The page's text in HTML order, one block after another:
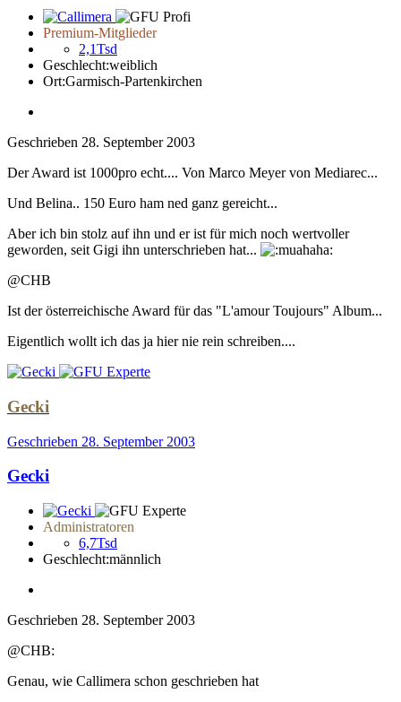
Premium-Mitglieder
2,1Tsd
Geschlecht:weiblich
Ort:Garmisch-Partenkirchen
Geschrieben 28. September 2003
Der Award ist 1000pro echt.... Von Marco Meyer von Mediarec...
Und Belina.. 150 Euro ham ned ganz gereicht...
Aber ich bin stolz auf ihn und er ist für mich noch wertvoller
geworden, seit Gigi ihn unterschrieben hat...
@CHB
Ist der österreichische Award für das "L'amour Toujours" Album...
Eigentlich wollt ich das ja hier nie rein schreiben....
Gecki
Geschrieben 28. September 2003
Gecki
Administratoren
6,7Tsd
Geschlecht:männlich
Geschrieben 28. September 2003
@CHB:
Genau, wie Callimera schon geschrieben hat